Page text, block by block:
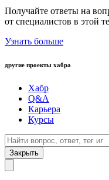
Получайте ответы на
от специалистов в этой
Узнать больше
другие проекты хабра
Хабр
Q&A
Карьера
Курсы
Закрыть